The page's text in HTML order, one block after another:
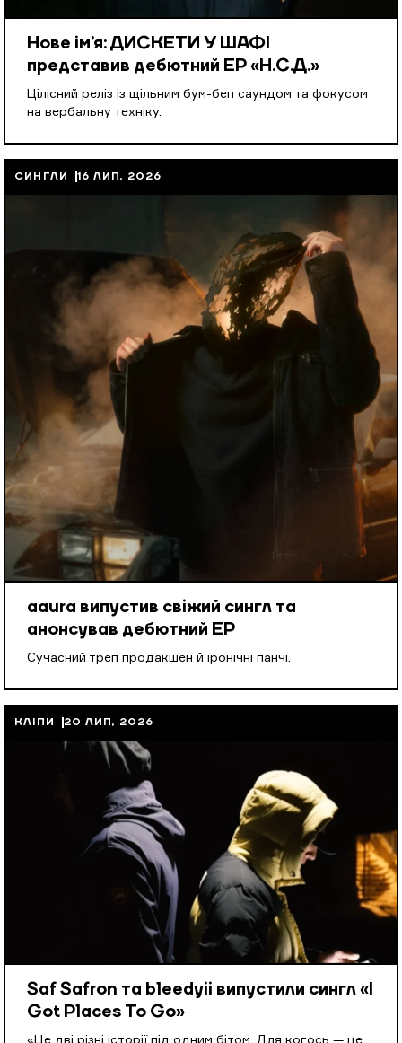
Нове ім’я: ДИСКЕТИ У ШАФІ
представив дебютний EP «Н.С.Д.»
Цілісний реліз із щільним бум-беп саундом та фокусом
на вербальну техніку.
СИНГЛИ 16 ЛИП, 2026
aaura випустив свіжий сингл та
анонсував дебютний EP
Cучасний треп продакшен й іронічні панчі.
КЛІПИ 20 ЛИП, 2026
Saf Safron та bleedyii випустили сингл «I
Got Places To Go»
«Це дві різні історії під одним бітом. Для когось — це